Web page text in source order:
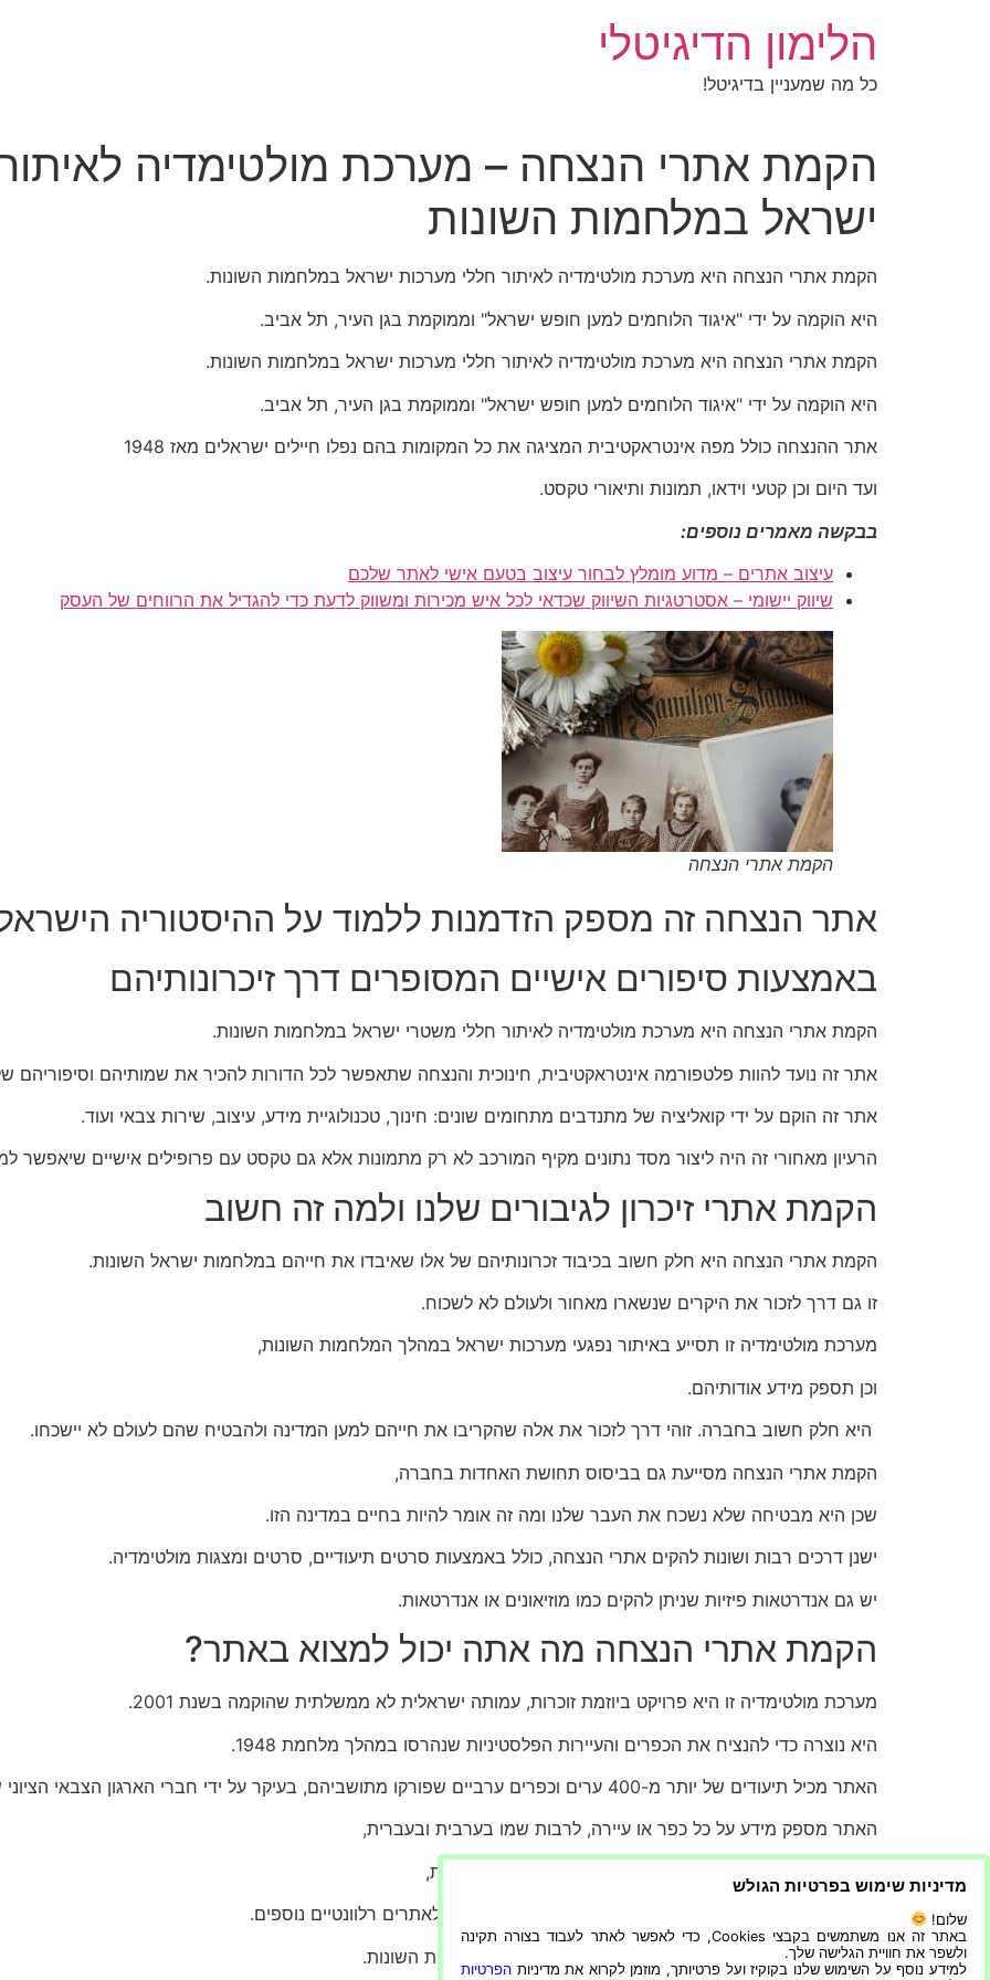
הלימון הדיגיטלי
כל מה שמעניין בדיגיטל!
הקמת אתרי הנצחה – מערכת מולטימדיה
ישראל במלחמות השונות
הקמת אתרי הנצחה היא מערכת מולטימדיה לאיתור חללי מערכות ישראל במלחמות השונות.
היא הוקמה על ידי "איגוד הלוחמים למען חופש ישראל" וממוקמת בגן העיר, תל אביב.
הקמת אתרי הנצחה היא מערכת מולטימדיה לאיתור חללי מערכות ישראל במלחמות השונות.
היא הוקמה על ידי "איגוד הלוחמים למען חופש ישראל" וממוקמת בגן העיר, תל אביב.
אתר ההנצחה כולל מפה אינטראקטיבית המציגה את כל המקומות בהם נפלו חיילים ישראלים מאז 1948
ועד היום וכן קטעי וידאו, תמונות ותיאורי טקסט.
בבקשה מאמרים נוספים:
עיצוב אתרים – מדוע מומלץ לבחור עיצוב בטעם אישי לאתר שלכם
שיווק יישומי – אסטרטגיות השיווק שכדאי לכל איש מכירות ומשווק לדעת כדי להגדיל את הרווחים של העסק
הקמת אתרי הנצחה
אתר הנצחה זה מספק הזדמנות ללמוד על ההיסטוריה
באמצעות סיפורים אישיים המסופרים דרך זיכרונותיהם
הקמת אתרי הנצחה היא מערכת מולטימדיה לאיתור חללי משטרי ישראל במלחמות השונות.
אתר זה נועד להוות פלטפורמה אינטראקטיבית, חינוכית והנצחה שתאפשר לכל הדורות להכיר את שמותיהם וסיפוריהם
אתר זה הוקם על ידי קואליציה של מתנדבים מתחומים שונים: חינוך, טכנולוגיית מידע, עיצוב, שירות צבאי ועוד.
הרעיון מאחורי זה היה ליצור מסד נתונים מקיף המורכב לא רק מתמונות אלא גם טקסט עם פרופילים אישיים שיאפשר
הקמת אתרי זיכרון לגיבורים שלנו ולמה זה חשוב
הקמת אתרי הנצחה היא חלק חשוב בכיבוד זכרונותיהם של אלו שאיבדו את חייהם במלחמות ישראל השונות.
זו גם דרך לזכור את היקרים שנשארו מאחור ולעולם לא לשכוח.
מערכת מולטימדיה זו תסייע באיתור נפגעי מערכות ישראל במהלך המלחמות השונות,
וכן תספק מידע אודותיהם.
היא חלק חשוב בחברה. זוהי דרך לזכור את אלה שהקריבו את חייהם למען המדינה ולהבטיח שהם לעולם לא יישכחו.
הקמת אתרי הנצחה מסייעת גם בביסוס תחושת האחדות בחברה,
שכן היא מבטיחה שלא נשכח את העבר שלנו ומה זה אומר להיות בחיים במדינה הזו.
ישנן דרכים רבות ושונות להקים אתרי הנצחה, כולל באמצעות סרטים תיעודיים, סרטים ומצגות מולטימדיה.
יש גם אנדרטאות פיזיות שניתן להקים כמו מוזיאונים או אנדרטאות.
הקמת אתרי הנצחה מה אתה יכול למצוא באתר?
מערכת מולטימדיה זו היא פרויקט ביוזמת זוכרות, עמותה ישראלית לא ממשלתית שהוקמה בשנת 2001.
היא נוצרה כדי להנציח את הכפרים והעיירות הפלסטיניות שנהרסו במהלך מלחמת 1948.
האתר מכיל תיעודים של יותר מ-400 ערים וכפרים ערביים שפורקו מתושביהם, בעיקר על ידי חברי הארגון הצבאי הציוני שלפני הקמת המדינה.
האתר מספק מידע על כל כפר או עיירה, לרבות שמו בערבית ובעברית,
התאריך שבו נכבש או הושמד, הקואורדינטות שלו בגוגל מפות,
היא מערכת מולטימדיה לאיתור חללי משטרי ישראל במלחמות השונות.
מדיניות שימוש בפרטיות הגולש
שלום!
באתר זה אנו משתמשים בקבצי Cookies, כדי לאפשר לאתר לעבוד בצורה תקינה
ולשפר את חוויית הגלישה שלך.
למידע נוסף על השימוש שלנו בקוקיז ועל פרטיותך, מוזמן לקרוא את מדיניות הפרטיות